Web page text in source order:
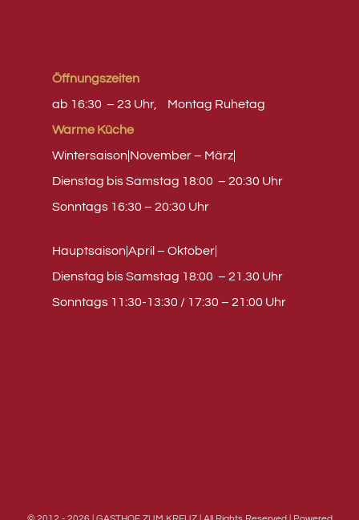
Öffnungszeiten
ab 16:30 – 23 Uhr,
Montag Ruhetag
Warme Küche
Wintersaison|November – März|
Dienstag bis Samstag 18:00 – 20:30 Uhr
Sonntags 16:30 – 20:30 Uhr
Hauptsaison|April – Oktober|
Dienstag bis Samstag 18:00 – 21.30 Uhr
Sonntags 11:30-13:30 / 17:30 – 21:00 Uhr